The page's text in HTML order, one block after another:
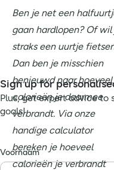
Ben je net een
gaan hardlopen? Of wil
straks een uurtje
Dan ben je misschien
benieuwd naar hoeveel
calorieën je daarmee
verbrandt. Via onze
handige calculator
bereken je hoeveel
calorieën je verbrandt
Sign up for
Plus, get expert advice to
goals!
Voornaam